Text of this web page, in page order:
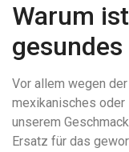
Warum
gesundes
Vor allem wegen
mexikanisches oder
unserem
Ersatz für das